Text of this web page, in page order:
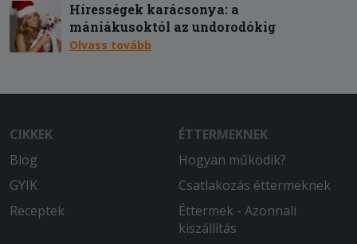
Hírességek karácsonya: a
mániákusoktól az undorodókig
Olvass tovább
CIKKEK
Blog
GYIK
Receptek
ÉTTERMEKNEK
Hogyan működik?
Csatlakozás éttermeknek
Éttermek - Azonnali
kiszállítás